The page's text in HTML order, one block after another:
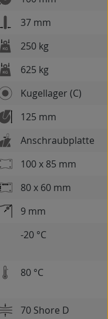
37 mm
250 kg
625 kg
Kugellager (C)
125 mm
Anschraubplatte
100 x 85 mm
80 x 60 mm
9 mm
-20 °C
80 °C
70 Shore D